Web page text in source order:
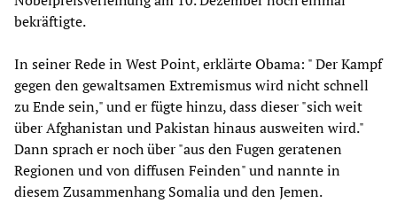
bekräftigte.
In seiner Rede in West Point, erklärte Obama: " Der Kampf
gegen den gewaltsamen Extremismus wird nicht schnell
zu Ende sein," und er fügte hinzu, dass dieser "sich weit
über Afghanistan und Pakistan hinaus ausweiten wird."
Dann sprach er noch über "aus den Fugen geratenen
Regionen und von diffusen Feinden" und nannte in
diesem Zusammenhang Somalia und den Jemen.